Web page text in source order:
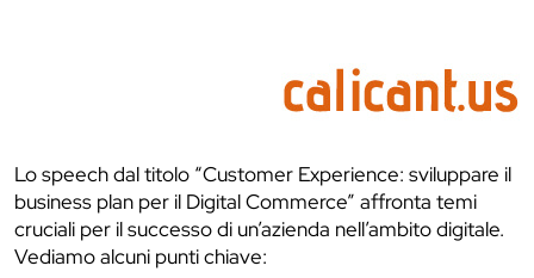
Lo speech dal titolo “Customer Experience: sviluppare il
business plan per il Digital Commerce” affronta temi
cruciali per il successo di un’azienda nell’ambito digitale.
Vediamo alcuni punti chiave: